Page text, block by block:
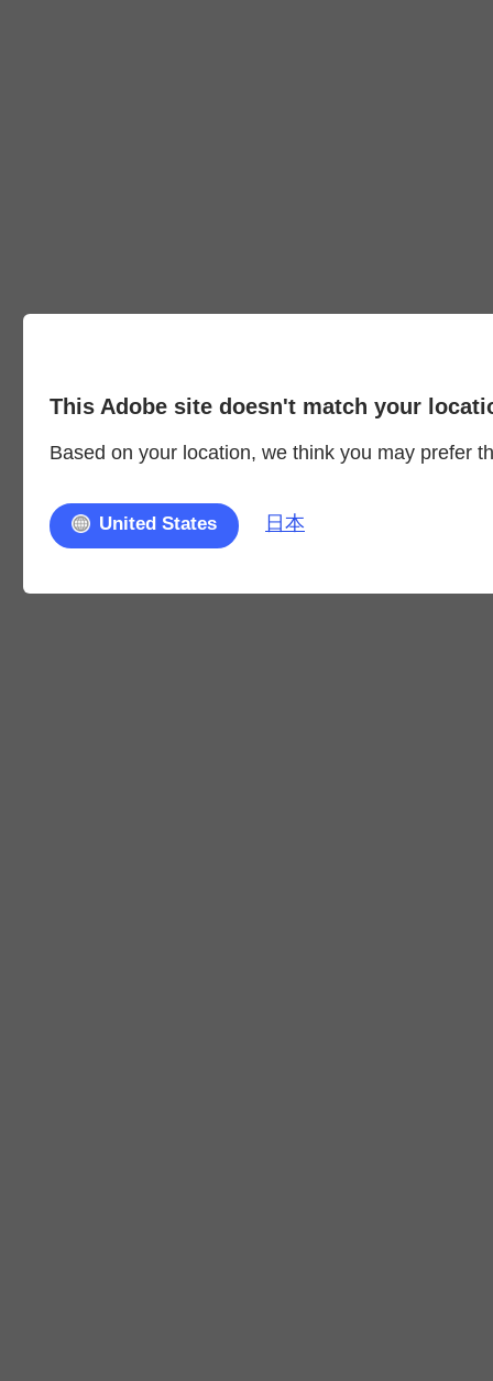
This Adobe site doesn't match your
Based on your location, we think you may prefer
United States 日本